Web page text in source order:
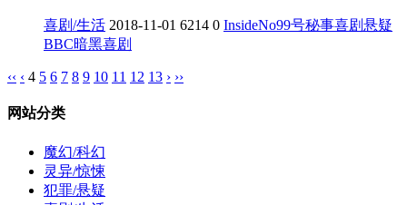
喜剧/生活 2018-11-01 6214 0 InsideNo99号秘事喜剧悬疑
BBC暗黑喜剧
‹‹ ‹ 4 5 6 7 8 9 10 11 12 13 › ››
网站分类
魔幻/科幻
灵异/惊悚
犯罪/悬疑